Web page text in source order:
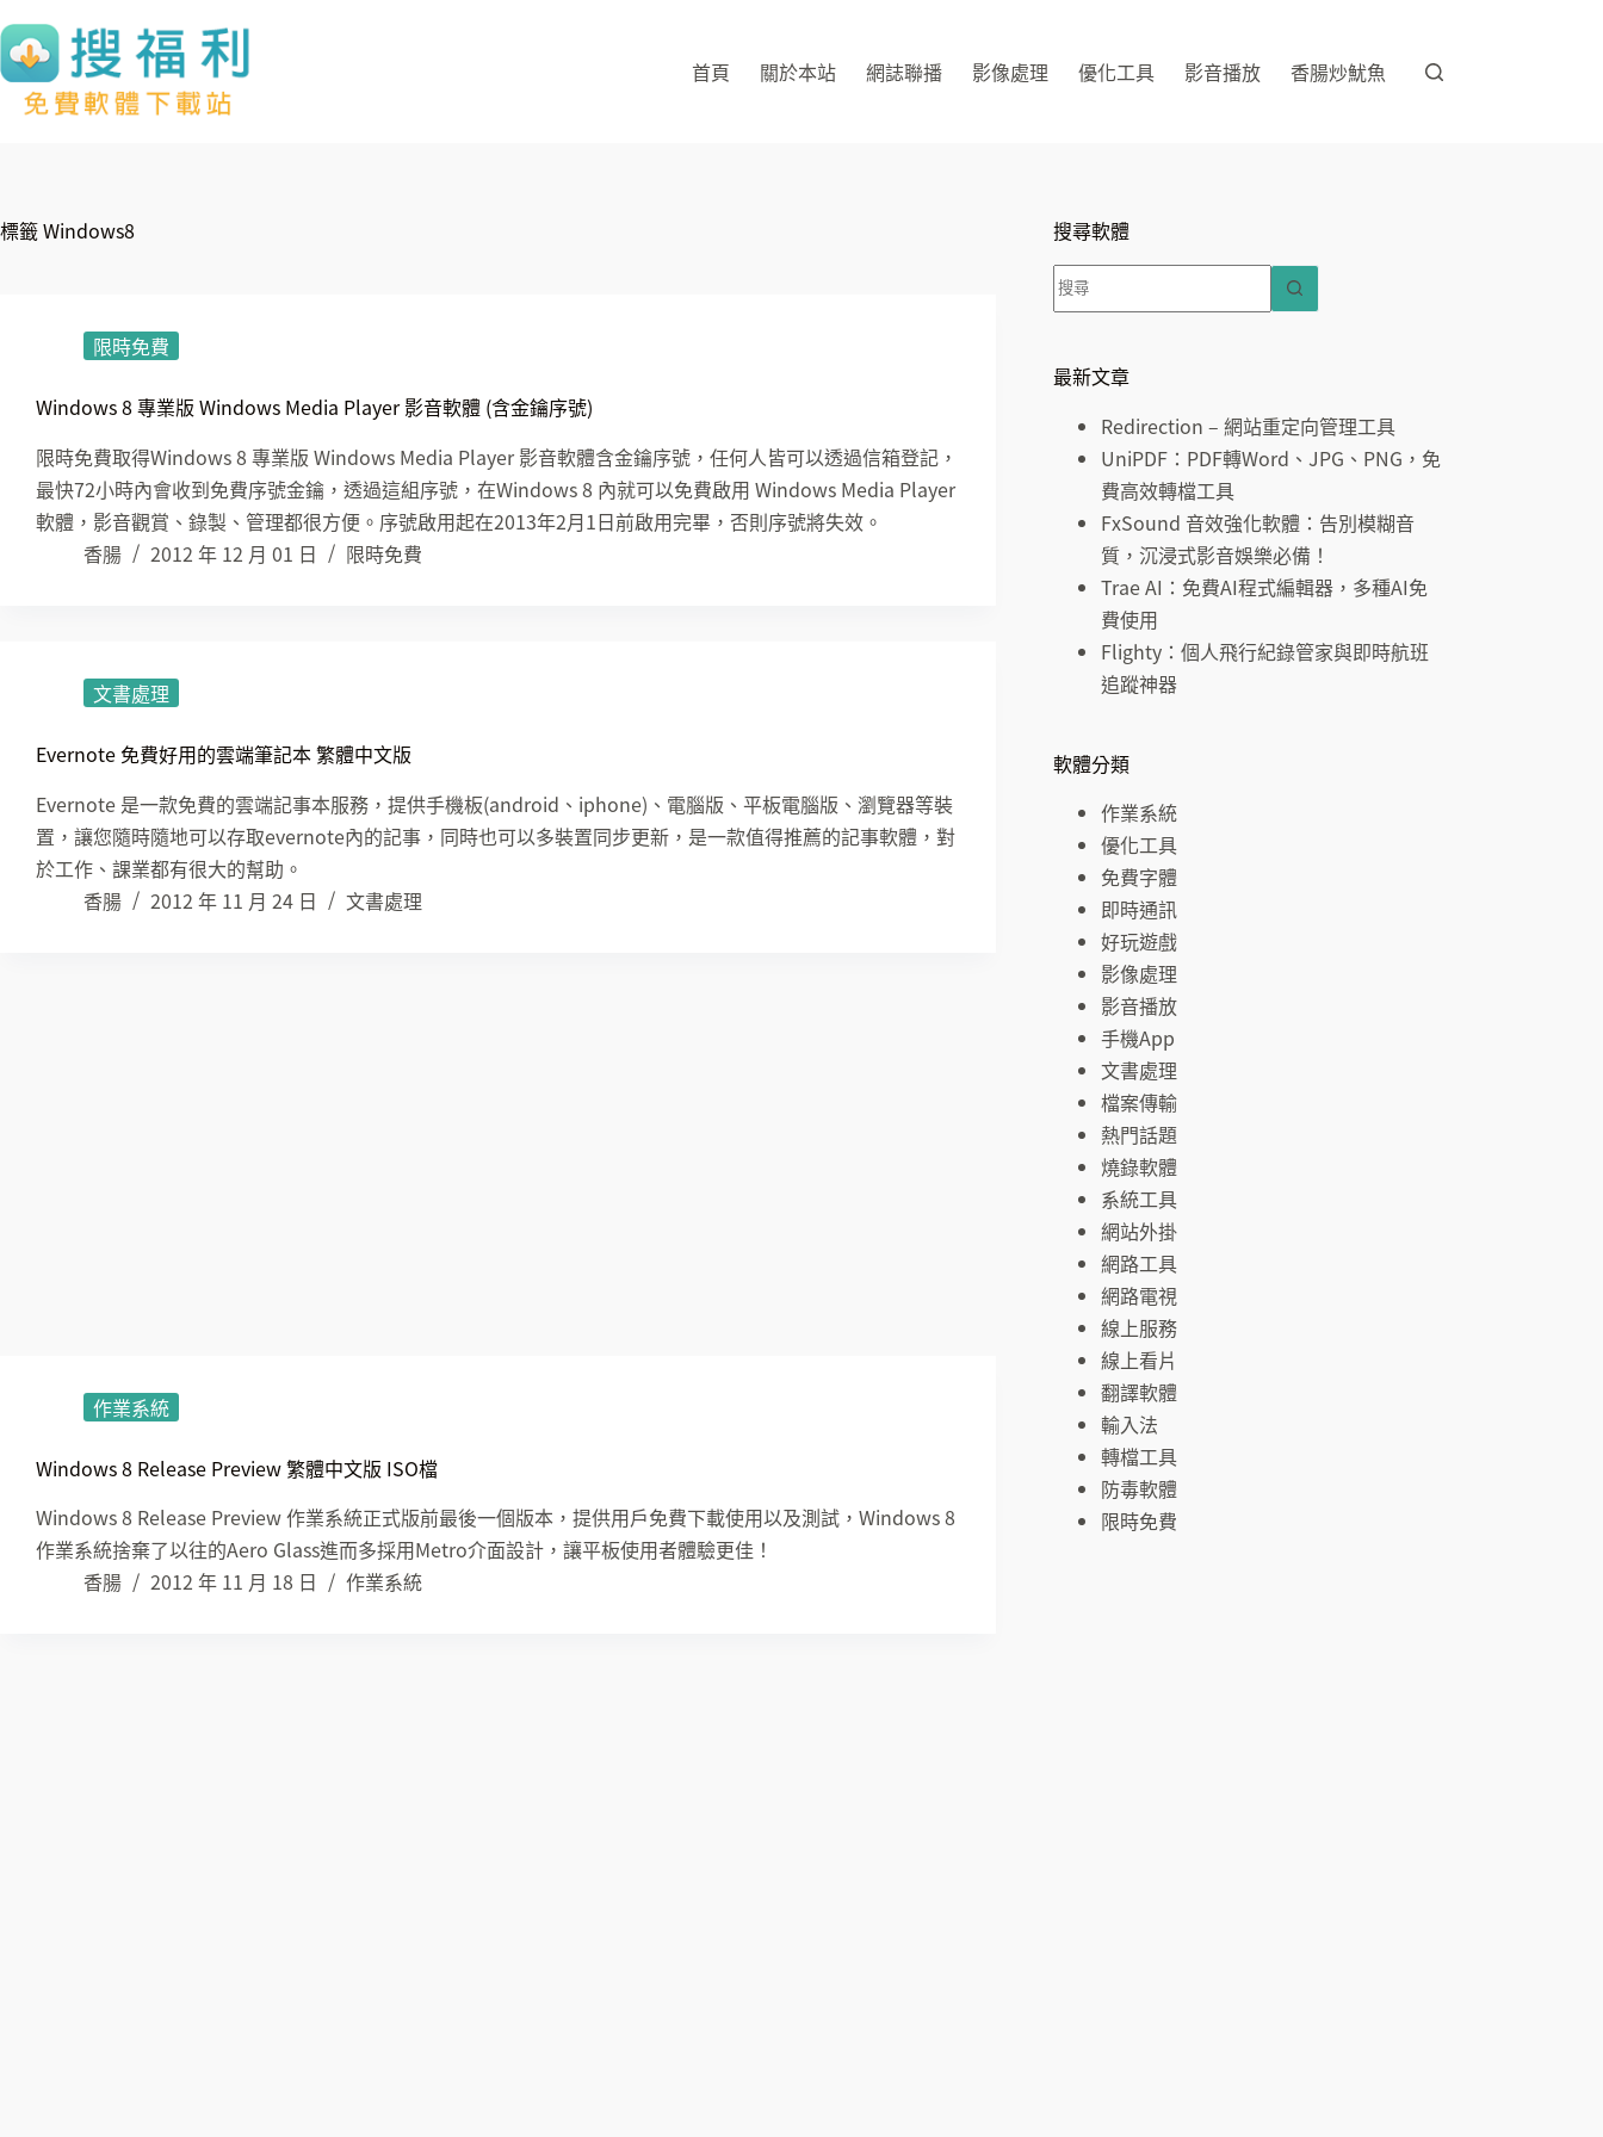
至
主
首頁 關於本站 網誌聯播 影像處理 優化工具 影音播放 香腸炒魷魚
標籤Windows8
限時免費
Windows 8 專業版 Windows Media Player 影音軟體 (含金鑰序號)
限時免費取得Windows 8 專業版 Windows Media Player 影音軟體含金鑰序號，任何人皆可以透過信箱登記，
最快72小時內會收到免費序號金鑰，透過這組序號，在Windows 8 內就可以免費啟用 Windows Media Player
軟體，影音觀賞、錄製、管理都很方便。序號啟用起在2013年2月1日前啟用完畢，否則序號將失效。
香腸
2012 年 12 月 01 日 限時免費
文書處理
Evernote 免費好用的雲端筆記本 繁體中文版
Evernote 是一款免費的雲端記事本服務，提供手機板(android、iphone)、電腦版、平板電腦版、瀏覽器等裝
置，讓您隨時隨地可以存取evernote內的記事，同時也可以多裝置同步更新，是一款值得推薦的記事軟體，對
於工作、課業都有很大的幫助。
香腸
2012 年 11 月 24 日 文書處理
作業系統
Windows 8 Release Preview 繁體中文版 ISO檔
Windows 8 Release Preview 作業系統正式版前最後一個版本，提供用戶免費下載使用以及測試，Windows 8
作業系統捨棄了以往的Aero Glass進而多採用Metro介面設計，讓平板使用者體驗更佳！
香腸
2012 年 11 月 18 日 作業系統
搜尋軟體
找
不
符
最新文章
Redirection – 網站重定向管理工具
UniPDF：PDF轉Word、JPG、PNG，免
費高效轉檔工具
FxSound 音效強化軟體：告別模糊音
質，沉浸式影音娛樂必備！
Trae AI：免費AI程式編輯器，多種AI免
費使用
Flighty：個人飛行紀錄管家與即時航班
追蹤神器
軟體分類
作業系統
優化工具
免費字體
即時通訊
好玩遊戲
影像處理
影音播放
手機App
文書處理
檔案傳輸
熱門話題
燒錄軟體
系統工具
網站外掛
網路工具
網路電視
線上服務
線上看片
翻譯軟體
輸入法
轉檔工具
防毒軟體
限時免費